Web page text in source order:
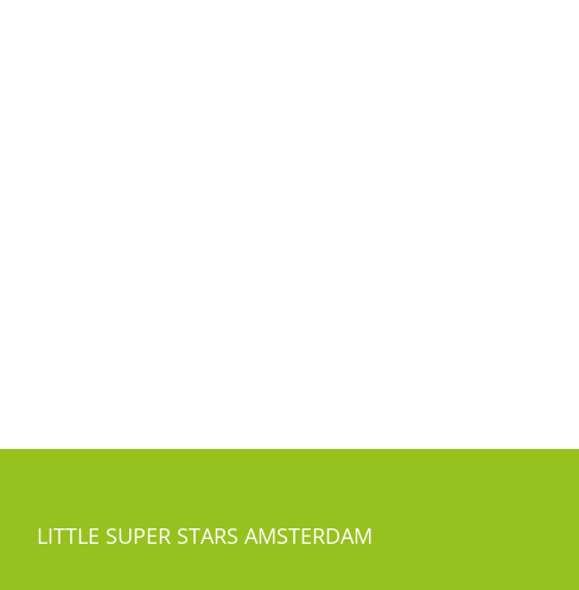
LITTLE SUPER STARS AMSTERDAM